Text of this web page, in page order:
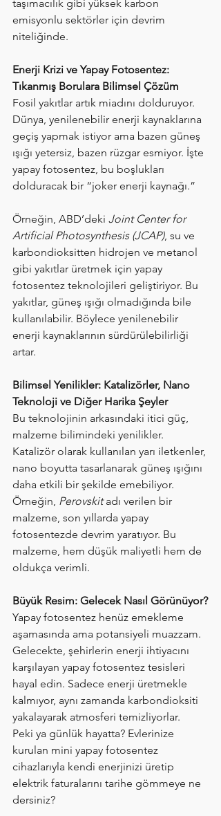
taşımacılık gibi yüksek karbon
emisyonlu sektörler için devrim
niteliğinde.
Enerji Krizi ve Yapay Fotosentez:
Tıkanmış Borulara Bilimsel Çözüm
Fosil yakıtlar artık miadını dolduruyor.
Dünya, yenilenebilir enerji kaynaklarına
geçiş yapmak istiyor ama bazen güneş
ışığı yetersiz, bazen rüzgar esmiyor. İşte
yapay fotosentez, bu boşlukları
dolduracak bir “joker enerji kaynağı.”
Örneğin, ABD’deki Joint Center for
Artificial Photosynthesis (JCAP), su ve
karbondioksitten hidrojen ve metanol
gibi yakıtlar üretmek için yapay
fotosentez teknolojileri geliştiriyor. Bu
yakıtlar, güneş ışığı olmadığında bile
kullanılabilir. Böylece yenilenebilir
enerji kaynaklarının sürdürülebilirliği
artar.
Bilimsel Yenilikler: Katalizörler, Nano
Teknoloji ve Diğer Harika Şeyler
Bu teknolojinin arkasındaki itici güç,
malzeme bilimindeki yenilikler.
Katalizör olarak kullanılan yarı iletkenler,
nano boyutta tasarlanarak güneş ışığını
daha etkili bir şekilde emebiliyor.
Örneğin, Perovskit adı verilen bir
malzeme, son yıllarda yapay
fotosentezde devrim yaratıyor. Bu
malzeme, hem düşük maliyetli hem de
oldukça verimli.
Büyük Resim: Gelecek Nasıl Görünüyor?
Yapay fotosentez henüz emekleme
aşamasında ama potansiyeli muazzam.
Gelecekte, şehirlerin enerji ihtiyacını
karşılayan yapay fotosentez tesisleri
hayal edin. Sadece enerji üretmekle
kalmıyor, aynı zamanda karbondioksiti
yakalayarak atmosferi temizliyorlar.
Peki ya günlük hayatta? Evlerinize
kurulan mini yapay fotosentez
cihazlarıyla kendi enerjinizi üretip
elektrik faturalarını tarihe gömmeye ne
dersiniz?